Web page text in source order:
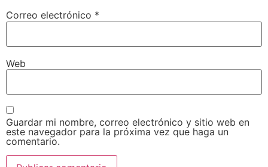
Correo electrónico *
Web
Guardar mi nombre, correo electrónico y sitio web en
este navegador para la próxima vez que haga un
comentario.